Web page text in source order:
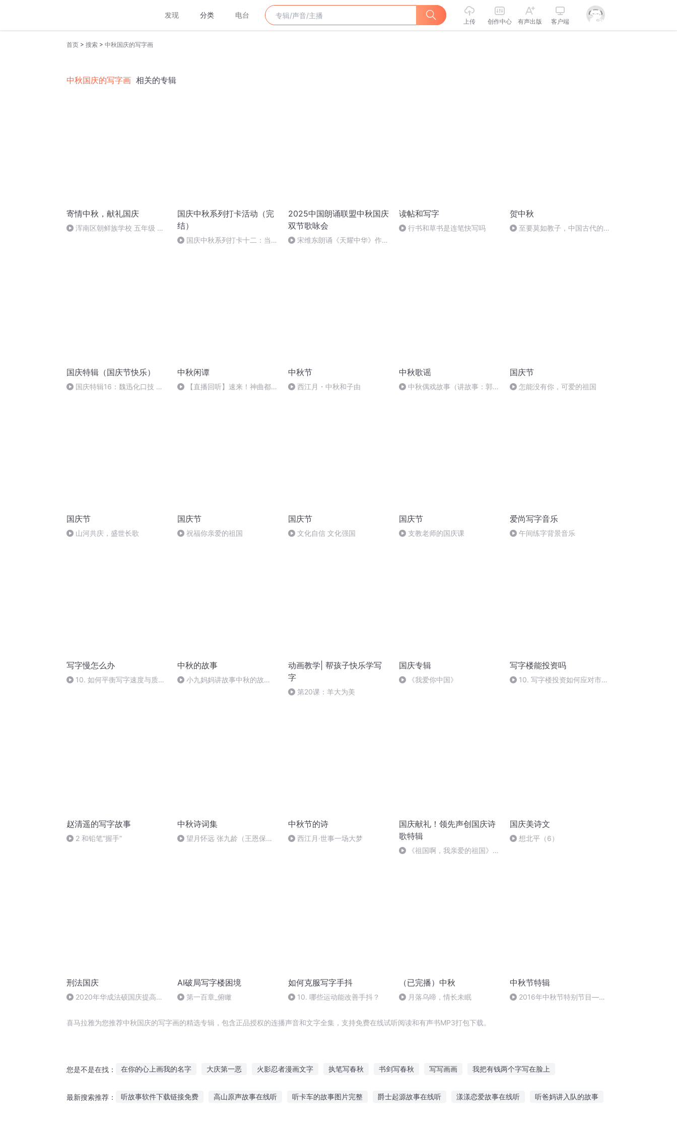
发现 分类 电台
上传 创作中心 有声出版 客户端
首页 > 搜索 > 中秋国庆的写字画
中秋国庆的写字画 相关的专辑
寄情中秋，献礼国庆
浑南区朝鲜族学校 五年级 孙
国庆中秋系列打卡活动（完
结）
国庆中秋系列打卡十二：当阳
2025中国朗诵联盟中秋国庆
双节歌咏会
宋维东朗诵《天耀中华》作
读帖和写字
行书和草书是连笔快写吗
贺中秋
至要莫如教子，中国古代的家
国庆特辑（国庆节快乐）
国庆特辑16：魏迅化口技 二
中秋闲谭
【直播回听】速来！神曲都会
中秋节
西江月・中秋和子由
中秋歌谣
中秋偶戏故事（讲故事：郭
国庆节
怎能没有你，可爱的祖国
国庆节
山河共庆，盛世长歌
国庆节
祝福你亲爱的祖国
国庆节
文化自信 文化强国
国庆节
支教老师的国庆课
爱尚写字音乐
午间练字背景音乐
写字慢怎么办
10. 如何平衡写字速度与质
中秋的故事
小九妈妈讲故事中秋的故
动画教学| 帮孩子快乐学写
字
第20课：羊大为美
国庆专辑
《我爱你中国》
写字楼能投资吗
10. 写字楼投资如何应对市场
赵清遥的写字故事
2 和铅笔“握手”
中秋诗词集
望月怀远 张九龄（王恩保吟
中秋节的诗
西江月·世事一场大梦
国庆献礼！领先声创国庆诗
歌特辑
《祖国啊，我亲爱的祖国》温
国庆美诗文
想北平（6）
刑法国庆
2020年华成法硕国庆提高班
AI破局写字楼困境
第一百章_俯瞰
如何克服写字手抖
10. 哪些运动能改善手抖？
（已完播）中秋
月落乌啼，情长未眠
中秋节特辑
2016年中秋节特别节目—夏
喜马拉雅为您推荐中秋国庆的写字画的精选专辑，包含正品授权的连播声音和文字全集，支持免费在线试听阅读和有声书MP3打包下载。
您是不是在找： 在你的心上画我的名字 大庆第一恶 火影忍者漫画文字 执笔写春秋 书剑写春秋 写写画画 我把有钱两个字写在脸上
最新搜索推荐： 听故事软件下载链接免费 高山原声故事在线听 听卡车的故事图片完整 爵士起源故事在线听 漾漾恋爱故事在线听 听爸妈讲入队的故事